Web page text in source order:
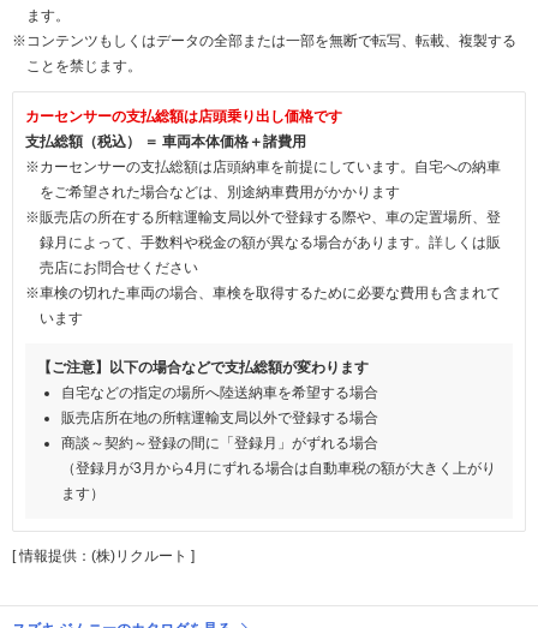
ます。
※コンテンツもしくはデータの全部または一部を無断で転写、転載、複製する
ことを禁じます。
カーセンサーの支払総額は店頭乗り出し価格です
支払総額（税込） ＝ 車両本体価格＋諸費用
※カーセンサーの支払総額は店頭納車を前提にしています。自宅への納車
をご希望された場合などは、別途納車費用がかかります
※販売店の所在する所轄運輸支局以外で登録する際や、車の定置場所、登
録月によって、手数料や税金の額が異なる場合があります。詳しくは販
売店にお問合せください
※車検の切れた車両の場合、車検を取得するために必要な費用も含まれて
います
【ご注意】以下の場合などで支払総額が変わります
自宅などの指定の場所へ陸送納車を希望する場合
販売店所在地の所轄運輸支局以外で登録する場合
商談～契約～登録の間に「登録月」がずれる場合
（登録月が3月から4月にずれる場合は自動車税の額が大きく上がり
ます）
[ 情報提供：(株)リクルート ]